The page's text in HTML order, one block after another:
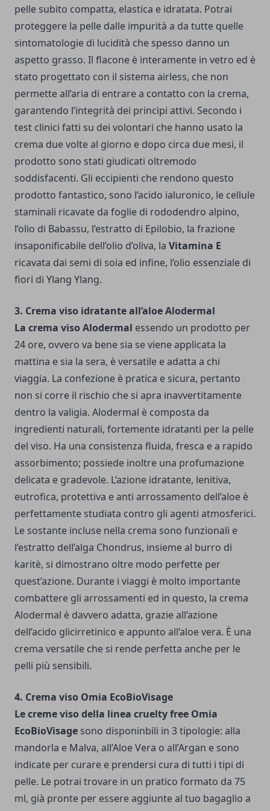
pelle subito compatta, elastica e idratata. Potrai
proteggere la pelle dalle impurità a da tutte quelle
sintomatologie di lucidità che spesso danno un
aspetto grasso. Il flacone è interamente in vetro ed è
stato progettato con il sistema airless, che non
permette all’aria di entrare a contatto con la crema,
garantendo l’integrità dei principi attivi. Secondo i
test clinici fatti su dei volontari che hanno usato la
crema due volte al giorno e dopo circa due mesi, il
prodotto sono stati giudicati oltremodo
soddisfacenti. Gli eccipienti che rendono questo
prodotto fantastico, sono l’acido ialuronico, le cellule
staminali ricavate da foglie di rododendro alpino,
l’olio di Babassu, l’estratto di Epilobio, la frazione
insaponificabile dell’olio d’oliva, la Vitamina E
ricavata dai semi di soia ed infine, l’olio essenziale di
fiori di Ylang Ylang.
3. Crema viso idratante all’aloe Alodermal
La crema viso Alodermal essendo un prodotto per
24 ore, ovvero va bene sia se viene applicata la
mattina e sia la sera, è versatile e adatta a chi
viaggia. La confezione è pratica e sicura, pertanto
non si corre il rischio che si apra inavvertitamente
dentro la valigia. Alodermal è composta da
ingredienti naturali, fortemente idratanti per la pelle
del viso. Ha una consistenza fluida, fresca e a rapido
assorbimento; possiede inoltre una profumazione
delicata e gradevole. L’azione idratante, lenitiva,
eutrofica, protettiva e anti arrossamento dell’aloe è
perfettamente studiata contro gli agenti atmosferici.
Le sostante incluse nella crema sono funzionali e
l’estratto dell’alga Chondrus, insieme al burro di
karitè, si dimostrano oltre modo perfette per
quest’azione. Durante i viaggi è molto importante
combattere gli arrossamenti ed in questo, la crema
Alodermal è davvero adatta, grazie all’azione
dell’acido glicirretinico e appunto all’aloe vera. È una
crema versatile che si rende perfetta anche per le
pelli più sensibili.
4. Crema viso Omia EcoBioVisage
Le creme viso della linea cruelty free Omia
EcoBioVisage sono disponinbili in 3 tipologie: alla
mandorla e Malva, all’Aloe Vera o all’Argan e sono
indicate per curare e prendersi cura di tutti i tipi di
pelle. Le potrai trovare in un pratico formato da 75
ml, già pronte per essere aggiunte al tuo bagaglio a